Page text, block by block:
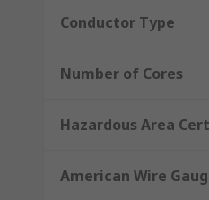
Conductor Type
Number of Cores
Hazardous Area
American Wire